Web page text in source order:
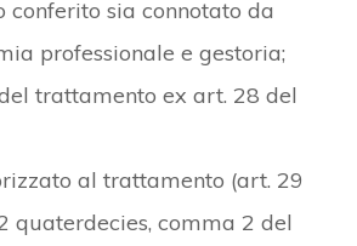
conferito sia connotato da
professionale e gestoria;
trattamento ex art. 28 del
al trattamento (art. 29
quaterdecies, comma 2 del